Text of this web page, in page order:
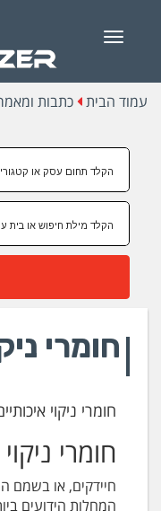
Menu
עמוד הבית כתבות
חומרי
חומרי ניקוי
חומרי
חיידקים, או בשמם
המחלות הידועים